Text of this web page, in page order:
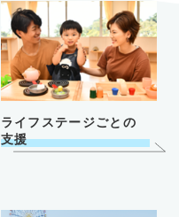
ライフステージごとの
支援